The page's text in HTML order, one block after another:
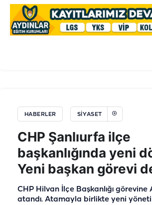
HABERLER SIYASET
CHP Şanlıurfa ilçe
başkanlığında yeni
Yeni başkan görevi
CHP Hilvan İlçe Başkanlığı görevine
atandı. Atamayla birlikte yeni